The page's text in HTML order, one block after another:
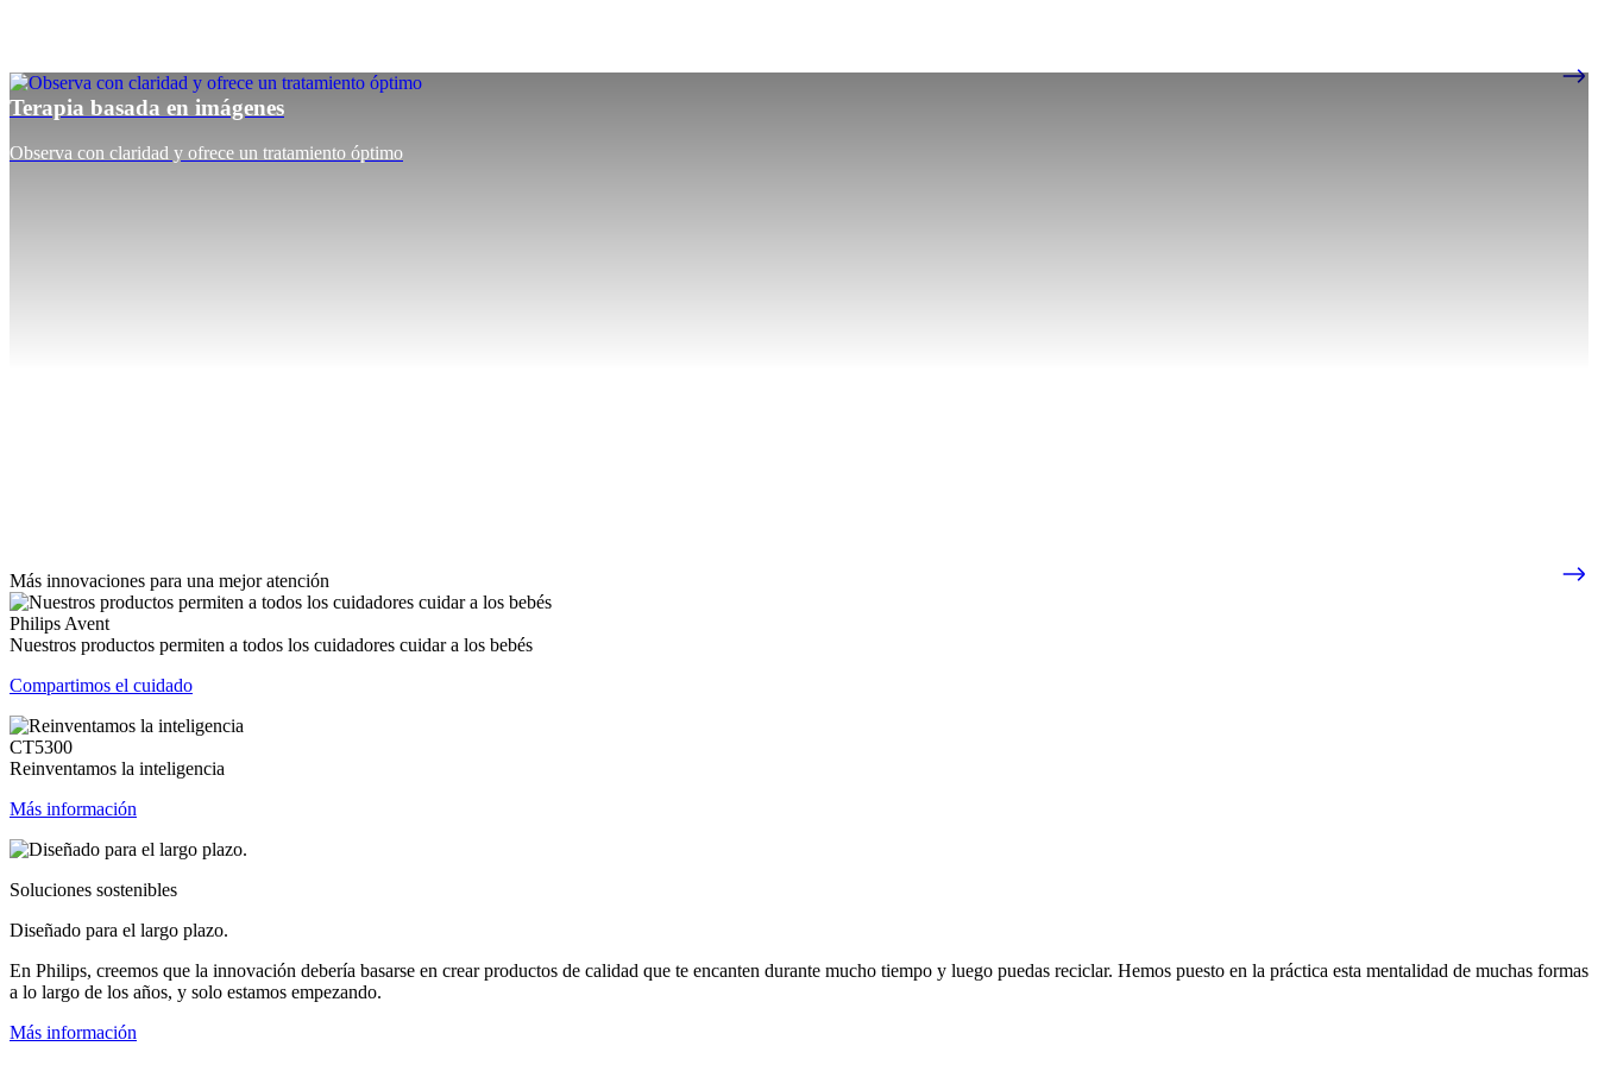
Terapia basada en imágenes
Observa con claridad y ofrece un tratamiento óptimo
Más innovaciones para una mejor atención
Philips Avent
Nuestros productos permiten a todos los cuidadores cuidar a los bebés
Compartimos el cuidado
CT5300
Reinventamos la inteligencia
Más información
Soluciones sostenibles
Diseñado para el largo plazo.
En Philips, creemos que la innovación debería basarse en crear productos de calidad que te encanten durante mucho tiempo y luego puedas reciclar. Hemos puesto en la práctica esta mentalidad de muchas formas
a lo largo de los años, y solo estamos empezando.
Más información